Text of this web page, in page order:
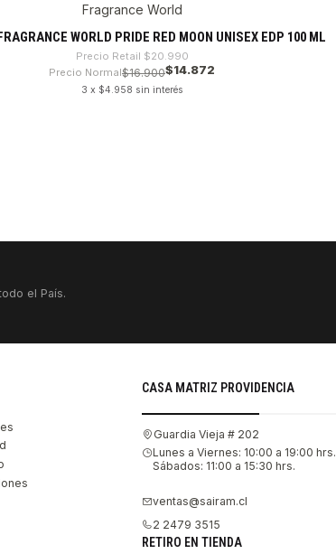
Fragrance World
WORLD PRIDE RED MOON UNISEX EDP 100 ML
Precio Retail $20.990
Precio Normal$16.900$14.872
3 x $4.958 sin interés
el País.
CASA MATRIZ PROVIDENCIA
Guardia Vieja # 202
Lunes a Viernes: 10:00 a 19:00 hrs.
Sábados: 11:00 a 15:30 hrs.
ventas@sairam.cl
2 2479 3515
RETIRO EN TIENDA